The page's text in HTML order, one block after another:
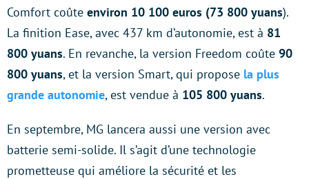
Comfort coûte environ 10 100 euros (73 800 yuans).
La finition Ease, avec 437 km d’autonomie, est à 81
800 yuans. En revanche, la version Freedom coûte 90
800 yuans, et la version Smart, qui propose la plus
grande autonomie, est vendue à 105 800 yuans.
En septembre, MG lancera aussi une version avec
batterie semi-solide. Il s’agit d’une technologie
prometteuse qui améliore la sécurité et les